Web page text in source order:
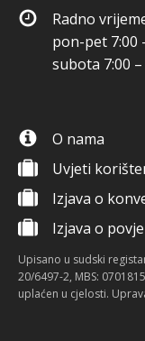
Radno
pon-pet 7:00
subota 7:00 –
O nama
Uvjeti
Izjava o
Izjava o
Upisano u sudski
20/6497-2, MBS:
uplaćen u cjelosti.